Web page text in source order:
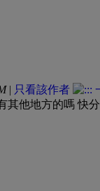
| 只看該作者
其他地方的嗎 快